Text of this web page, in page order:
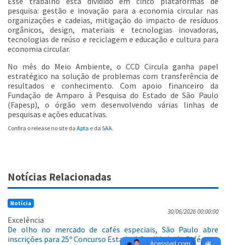
pesquisa: gestão e inovação para a economia circular nas
organizações e cadeias, mitigação do impacto de resíduos
orgânicos, design, materiais e tecnologias inovadoras,
tecnologias de reúso e reciclagem e educação e cultura para
economia circular.
No mês do Meio Ambiente, o CCD Circula ganha papel
estratégico na solução de problemas com transferência de
resultados e conhecimento. Com apoio financeiro da
Fundação de Amparo à Pesquisa do Estado de São Paulo
(Fapesp), o órgão vem desenvolvendo várias linhas de
pesquisas e ações educativas.
Confira o release no site da Apta e da SAA.
Notícias Relacionadas
Notícia
30/06/2026 00:00:00
Excelência
De olho no mercado de cafés especiais, São Paulo abre
inscrições para 25º Concurso Estadual Qualidade do Café